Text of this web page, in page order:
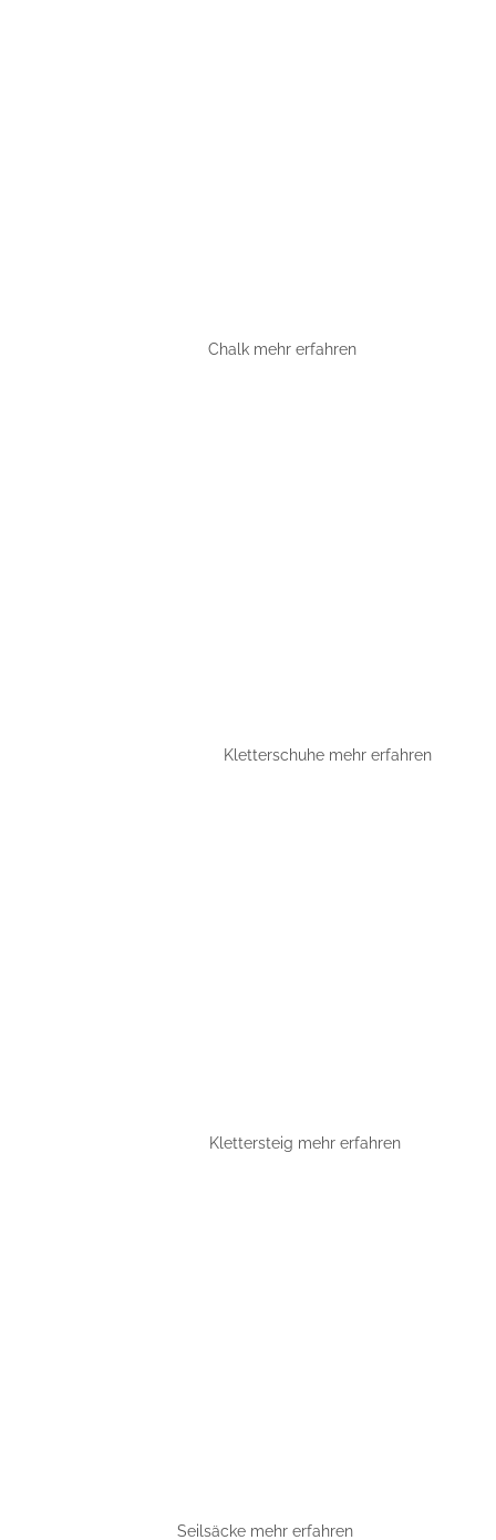
Chalk mehr erfahren
Kletterschuhe mehr erfahren
Klettersteig mehr erfahren
Seilsäcke mehr erfahren